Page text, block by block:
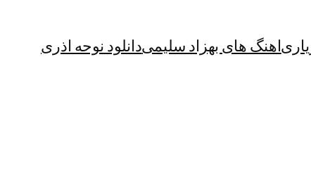
اهنگ های بهزاد سلیمیدانلود نوحه اذری